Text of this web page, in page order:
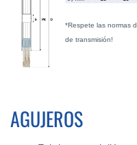
*Respete las normas
de transmisión!
AGUJEROS